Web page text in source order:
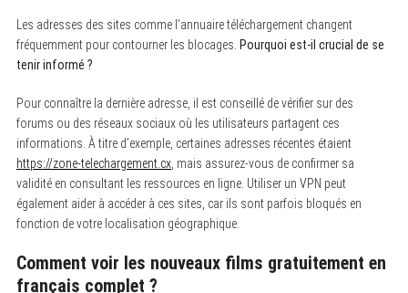
Les adresses des sites comme l’annuaire téléchargement changent
fréquemment pour contourner les blocages. Pourquoi est-il crucial de se
tenir informé ?
Pour connaître la dernière adresse, il est conseillé de vérifier sur des
forums ou des réseaux sociaux où les utilisateurs partagent ces
informations. À titre d’exemple, certaines adresses récentes étaient
https://zone-telechargement.cx, mais assurez-vous de confirmer sa
validité en consultant les ressources en ligne. Utiliser un VPN peut
également aider à accéder à ces sites, car ils sont parfois bloqués en
fonction de votre localisation géographique.
Comment voir les nouveaux films gratuitement en
français complet ?